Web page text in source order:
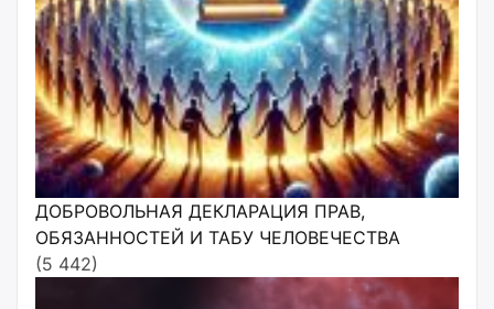
ДОБРОВОЛЬНАЯ ДЕКЛАРАЦИЯ ПРАВ,
ОБЯЗАННОСТЕЙ И ТАБУ ЧЕЛОВЕЧЕСТВА
(5 442)